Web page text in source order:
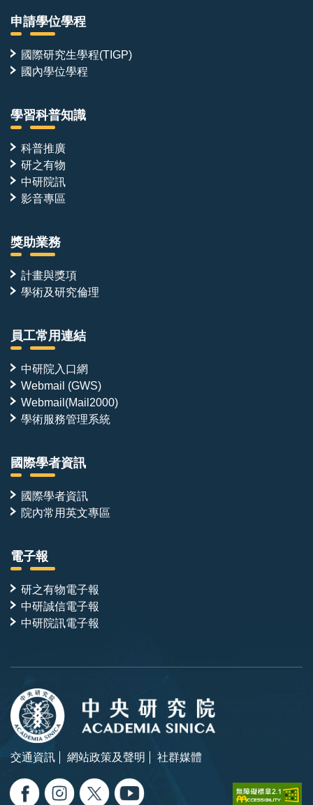
申請學位學程
國際研究生學程(TIGP)
國內學位學程
學習科普知識
科普推廣
研之有物
中研院訊
影音專區
獎助業務
計畫與獎項
學術及研究倫理
員工常用連結
中研院入口網
Webmail (GWS)
Webmail(Mail2000)
學術服務管理系統
國際學者資訊
國際學者資訊
院內常用英文專區
電子報
研之有物電子報
中研誠信電子報
中研院訊電子報
交通資訊 網站政策及聲明 社群媒體